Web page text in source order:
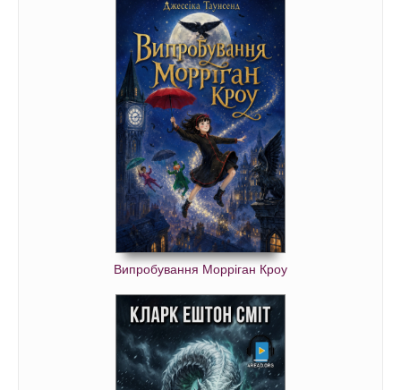
Випробування Морріган Кроу